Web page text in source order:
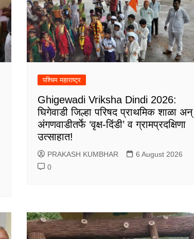
पश्चिम महाराष्ट्र
Ghigewadi Vriksha Dindi 2026:
घिगेवाडी जिल्हा परिषद प्राथमिक शाळा अन्
अंगणवाडीतर्फे ‘वृक्ष-दिंडी’ व ग्रामप्रदक्षिणा
उत्साहात!
PRAKASH KUMBHAR
6 August 2026
0